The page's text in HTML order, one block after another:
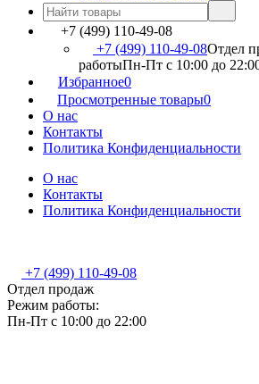
+7 (499) 110-49-08
+7 (499) 110-49-08Отдел
работыПн-Пт c 10:00 до
Избранное0
Просмотренные товары0
О нас
Контакты
Политика Конфиденциальности
О нас
Контакты
Политика Конфиденциальности
+7 (499) 110-49-08
Отдел продаж
Режим работы:
Пн-Пт c 10:00 до 22:00